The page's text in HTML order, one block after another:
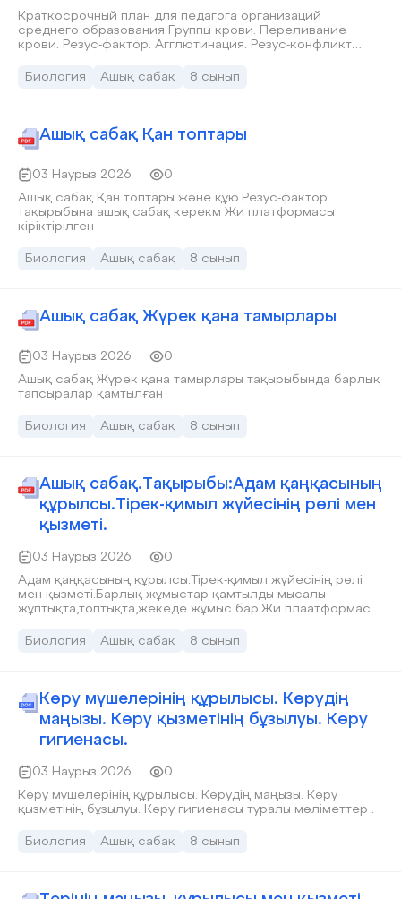
Краткосрочный план для педагога организаций
среднего образования Группы крови. Переливание
крови. Резус-фактор. Агглютинация. Резус-конфликт
формативного оценивания способствует
аяғың таймайды!»
Биология Ашық сабақ 8 сынып
Ашық сабақ Қан топтары
03 Наурыз 2026
0
Ашық сабақ Қан топтары және құю.Резус-фактор
тақырыбына ашық сабақ керекм Жи платформасы
кіріктірілген
Биология Ашық сабақ 8 сынып
Ашық сабақ Жүрек қана тамырлары
03 Наурыз 2026
0
Ашық сабақ Жүрек қана тамырлары тақырыбында барлық
тапсыралар қамтылған
Биология Ашық сабақ 8 сынып
Ашық сабақ.Тақырыбы:Адам қаңқасының
құрылсы.Тірек-қимыл жүйесінің рөлі мен
қызметі.
03 Наурыз 2026
0
Адам қаңқасының құрылсы.Тірек-қимыл жүйесінің рөлі
мен қызметі.Барлық жұмыстар қамтылды мысалы
жұптықта,топтықта,жекеде жұмыс бар.Жи плаатформасы
Биология
Ашық сабақ 8 сынып
Көру мүшелерінің құрылысы. Көрудің
маңызы. Көру қызметінің бұзылуы. Көру
гигиенасы.
03 Наурыз 2026
0
Көру мүшелерінің құрылысы. Көрудің маңызы. Көру
қызметінің бұзылуы. Көру гигиенасы туралы мәліметтер .
Биология Ашық сабақ 8 сынып